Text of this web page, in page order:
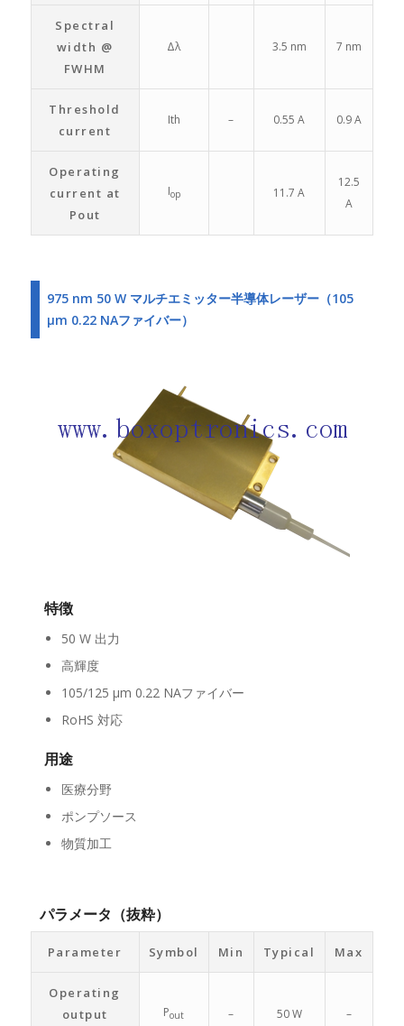
Spectral
width @
FWHM
Δλ 3.5 nm 7 nm
Threshold
current
Ith – 0.55 A 0.9 A
Operating
current at
Pout
Iop 11.7 A
12.5
A
975 nm 50 W マルチエミッター半導体レーザー（105
μm 0.22 NAファイバー）
特徴
50 W 出力
高輝度
105/125 μm 0.22 NAファイバー
RoHS 対応
用途
医療分野
ポンプソース
物質加工
パラメータ（抜粋）
Parameter Symbol Min Typical Max
Operating
output
Pout – 50 W –